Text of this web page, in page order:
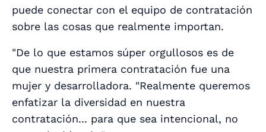
puede conectar con el equipo de contratación
sobre las cosas que realmente importan.
"De lo que estamos súper orgullosos es de
que nuestra primera contratación fue una
mujer y desarrolladora. "Realmente queremos
enfatizar la diversidad en nuestra
contratación... para que sea intencional, no